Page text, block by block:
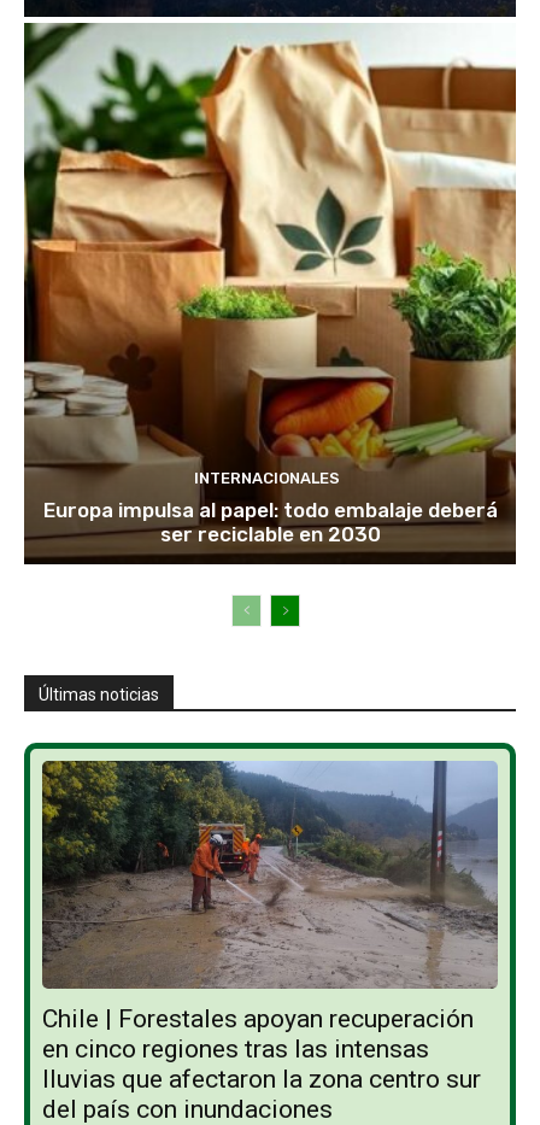
INTERNACIONALES
Europa impulsa al papel: todo embalaje deberá
ser reciclable en 2030
Últimas noticias
Chile | Forestales apoyan recuperación
en cinco regiones tras las intensas
lluvias que afectaron la zona centro sur
del país con inundaciones